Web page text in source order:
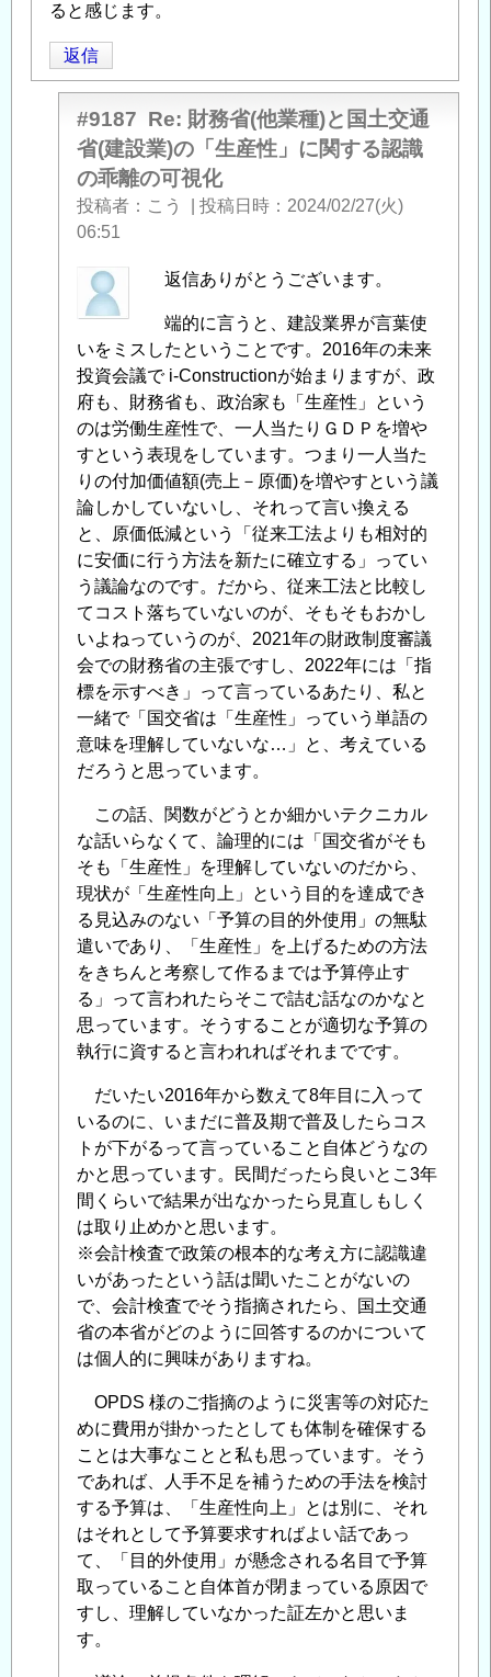
ると感じます。
返信
#9187 Re: 財務省(他業種)と国土交通
省(建設業)の「生産性」に関する認識
の乖離の可視化
投稿者 こう 投稿日時
2024/02/27(火)
06:51
OPDS
に
る
「Re:
財
務
省
(他
業
種)
と
国
土
交
通
省
(建
設
業)
「生
産
性」
に
関
す
る
認
識
離
の
可
視
化」
へ
の
返
信
返信ありがとうございます。
端的に言うと、建設業界が言葉使
いをミスしたということです。2016年の未来
投資会議で i-Constructionが始まりますが、政
府も、財務省も、政治家も「生産性」という
のは労働生産性で、一人当たりＧＤＰを増や
すという表現をしています。つまり一人当た
りの付加価値額(売上－原価)を増やすという議
論しかしていないし、それって言い換える
と、原価低減という「従来工法よりも相対的
に安価に行う方法を新たに確立する」ってい
う議論なのです。だから、従来工法と比較し
てコスト落ちていないのが、そもそもおかし
いよねっていうのが、2021年の財政制度審議
会での財務省の主張ですし、2022年には「指
標を示すべき」って言っているあたり、私と
一緒で「国交省は「生産性」っていう単語の
意味を理解していないな…」と、考えている
だろうと思っています。
この話、関数がどうとか細かいテクニカル
な話いらなくて、論理的には「国交省がそも
そも「生産性」を理解していないのだから、
現状が「生産性向上」という目的を達成でき
る見込みのない「予算の目的外使用」の無駄
遣いであり、「生産性」を上げるための方法
をきちんと考察して作るまでは予算停止す
る」って言われたらそこで詰む話なのかなと
思っています。そうすることが適切な予算の
執行に資すると言われればそれまでです。
だいたい2016年から数えて8年目に入って
いるのに、いまだに普及期で普及したらコス
トが下がるって言っていること自体どうなの
かと思っています。民間だったら良いとこ3年
間くらいで結果が出なかったら見直しもしく
は取り止めかと思います。
※会計検査で政策の根本的な考え方に認識違
いがあったという話は聞いたことがないの
で、会計検査でそう指摘されたら、国土交通
省の本省がどのように回答するのかについて
は個人的に興味がありますね。
OPDS 様のご指摘のように災害等の対応た
めに費用が掛かったとしても体制を確保する
ことは大事なことと私も思っています。そう
であれば、人手不足を補うための手法を検討
する予算は、「生産性向上」とは別に、それ
はそれとして予算要求すればよい話であっ
て、「目的外使用」が懸念される名目で予算
取っていること自体首が閉まっている原因で
すし、理解していなかった証左かと思いま
す。